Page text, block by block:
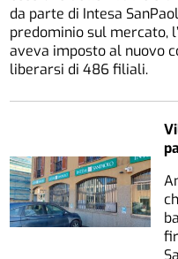
da parte di Intesa
predominio sul mercato,
aveva imposto al nuovo
liberarsi di 486 filiali.